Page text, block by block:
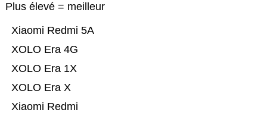
Plus élevé = meilleur
Xiaomi Redmi
XOLO Era X
XOLO Era 1X
XOLO Era 4G
Xiaomi Redmi 5A